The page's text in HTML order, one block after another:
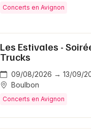
Concerts en Avignon
Les Estivales -
Trucks
09/08/2026 → 13/09/
Boulbon
Concerts en Avignon